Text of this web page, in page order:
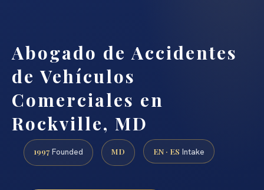
Abogado de Accidentes
de Vehículos
Comerciales en
Rockville, MD
1997 Founded MD EN · ES Intake